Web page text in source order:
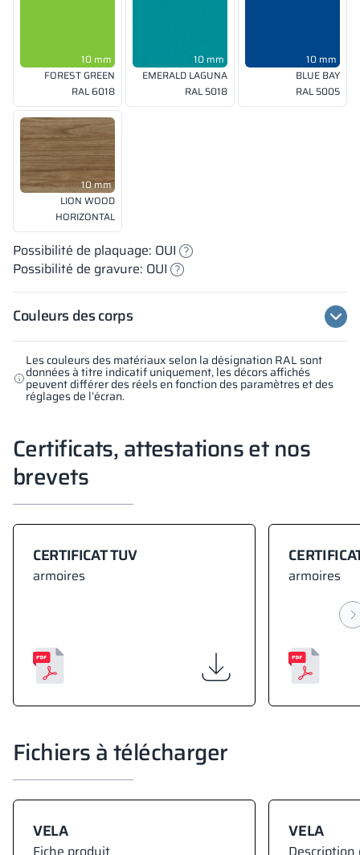
Les couleurs des matériaux selon la désignation RAL sont
données à titre indicatif uniquement, les décors affichés
peuvent différer des réels en fonction des paramètres et des
réglages de l’écran.
10 mm
FOREST GREEN
RAL 6018
10 mm
EMERALD LAGUNA
RAL 5018
10 mm
BLUE BAY
RAL 5005
10 mm
LION WOOD
HORIZONTAL
Possibilité de plaquage: OUI
Possibilité de gravure: OUI
Couleurs des corps
Certificats, attestations et nos
brevets
CERTIFICAT TUV
armoires armoires
Fichiers à télécharger
VELA VELA